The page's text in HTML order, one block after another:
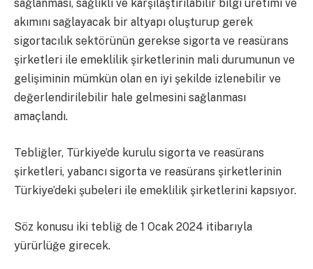
sağlanması, sağlıklı ve karşılaştırılabilir bilgi üretimi ve
akımını sağlayacak bir altyapı oluşturup gerek
sigortacılık sektörünün gerekse sigorta ve reasürans
şirketleri ile emeklilik şirketlerinin mali durumunun ve
gelişiminin mümkün olan en iyi şekilde izlenebilir ve
değerlendirilebilir hale gelmesini sağlanması
amaçlandı.
Tebliğler, Türkiye’de kurulu sigorta ve reasürans
şirketleri, yabancı sigorta ve reasürans şirketlerinin
Türkiye’deki şubeleri ile emeklilik şirketlerini kapsıyor.
Söz konusu iki tebliğ de 1 Ocak 2024 itibarıyla
yürürlüğe girecek.